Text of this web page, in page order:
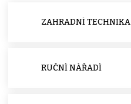
ZAHRADNÍ TECHNIKA
RUČNÍ NÁŘADÍ